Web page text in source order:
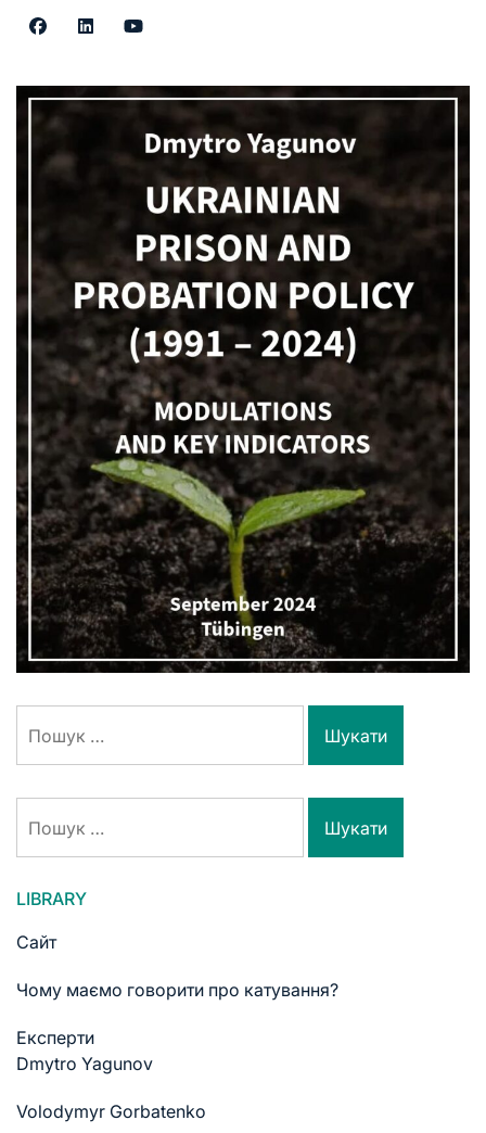
LIBRARY
Сайт
Чому маємо говорити про катування?
Експерти
Dmytro Yagunov
Volodymyr Gorbatenko